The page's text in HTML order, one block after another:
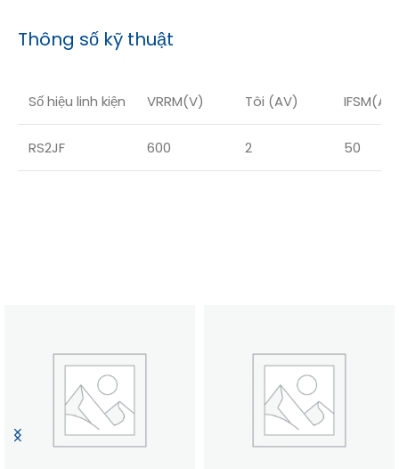
Thông số kỹ thuật
Số hiệu linh kiện VRRM(V) Tôi (AV) IFSM(A)
RS2JF 600 2 50